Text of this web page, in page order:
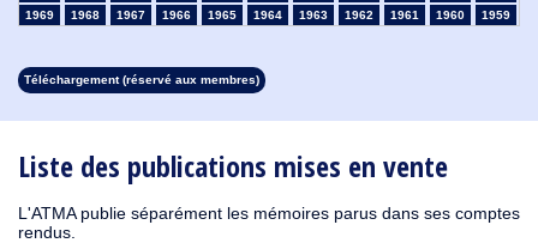
Liste des publications mises en vente
L'ATMA publie séparément les mémoires parus dans ses comptes
rendus.
1969
1968 1967 1966 1965 1964 1963 1962 1961 1960
1959
1931
1930 1929 1928 1927 1926
Téléchargement (réservé aux membres)